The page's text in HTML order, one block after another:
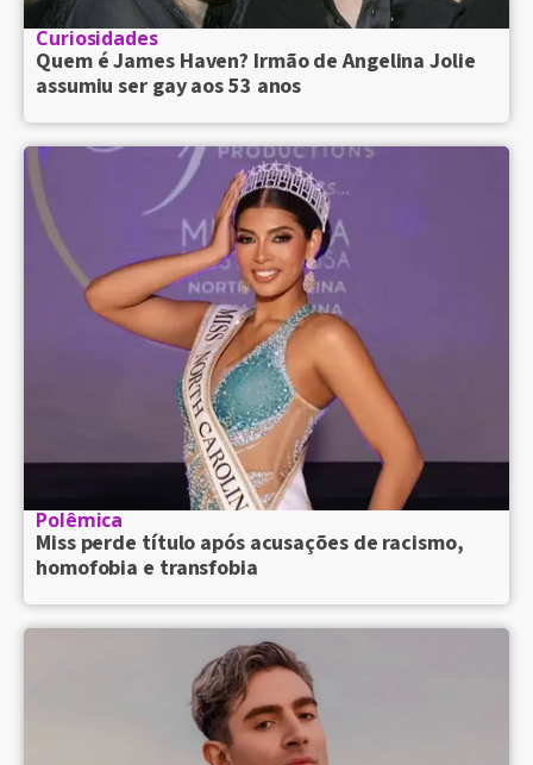
Curiosidades
Quem é James Haven? Irmão de Angelina Jolie
assumiu ser gay aos 53 anos
Polêmica
Miss perde título após acusações de racismo,
homofobia e transfobia